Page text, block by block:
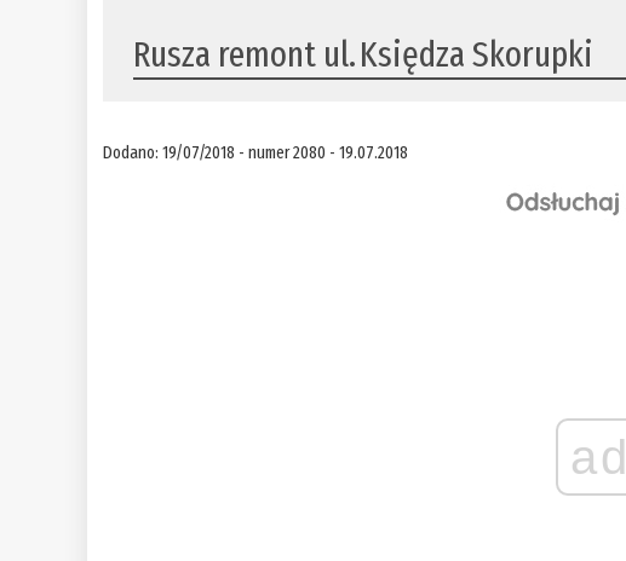
Rusza remont ul. Księdza Skorupki
Dodano: 19/07/2018 - numer 2080 - 19.07.2018
ad